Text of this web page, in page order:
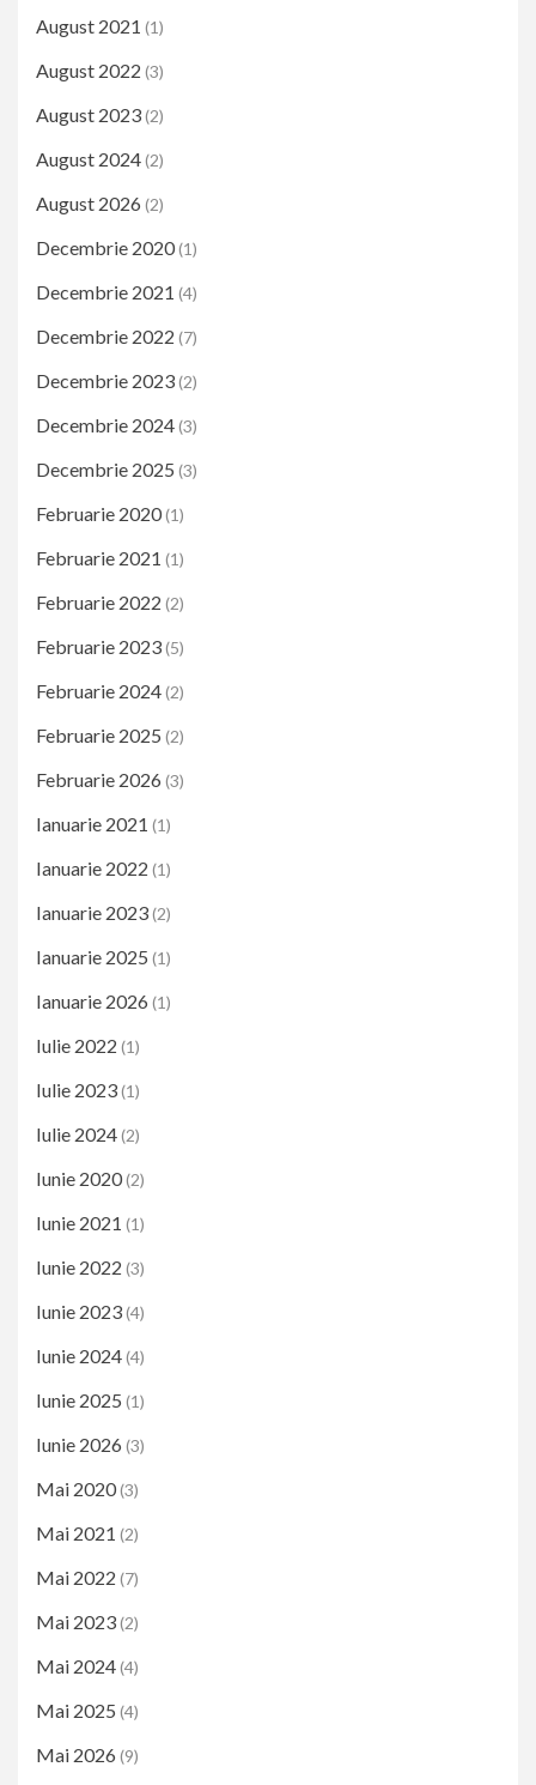
August 2021 (1)
August 2022 (3)
August 2023(2)
August 2024(2)
August 2026 (2)
Decembrie 2020(1)
Decembrie 2021 (4)
Decembrie 2022 (7)
Decembrie 2023(2)
Decembrie 2024(3)
Decembrie 2025 (3)
Februarie 2020(1)
Februarie 2021 (1)
Februarie 2022 (2)
Februarie 2023(5)
Februarie 2024(2)
Februarie 2025 (2)
Februarie 2026 (3)
Ianuarie 2021 (1)
Ianuarie 2022 (1)
Ianuarie 2023(2)
Ianuarie 2025 (1)
Ianuarie 2026 (1)
Iulie 2022 (1)
Iulie 2023(1)
Iulie 2024(2)
Iunie 2020(2)
Iunie 2021 (1)
Iunie 2022 (3)
Iunie 2023(4)
Iunie 2024(4)
Iunie 2025 (1)
Iunie 2026 (3)
Mai 2020(3)
Mai 2021 (2)
Mai 2022 (7)
Mai 2023(2)
Mai 2024(4)
Mai 2025 (4)
Mai 2026 (9)